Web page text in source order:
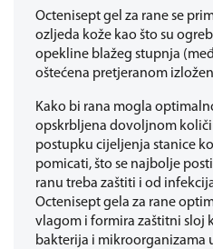
Octenisept gel za rane se
ozljeda kože kao što su
opekline blažeg stupnja
oštećena pretjeranom
Kako bi rana mogla
opskrbljena dovoljnom
postupku cijeljenja stanice
pomicati, što se najbolje
ranu treba zaštiti i od
Octenisept gela za rane
vlagom i formira zaštitni sloj
bakterija i mikroorganizama